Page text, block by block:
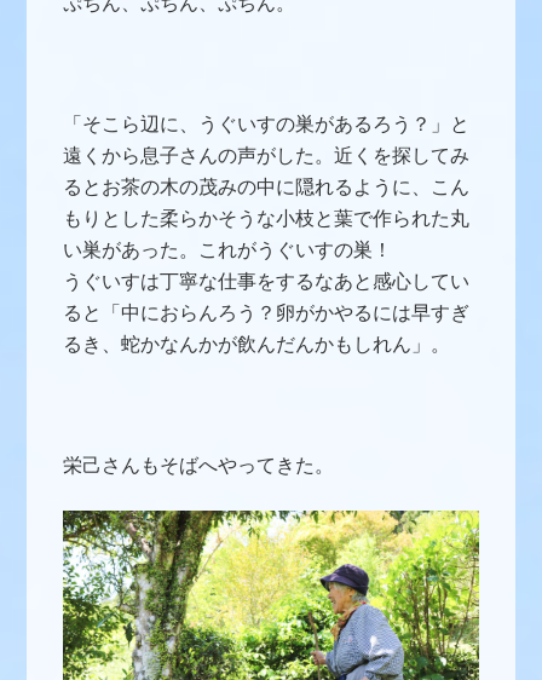
「そこら辺に、うぐいすの巣があるろう？」と
遠くから息子さんの声がした。近くを探してみ
るとお茶の木の茂みの中に隠れるように、こん
もりとした柔らかそうな小枝と葉で作られた丸
い巣があった。 これがうぐいすの巣！
うぐいすは丁寧な仕事をするなあと感心してい
ると
「中におらんろう？卵がかやるには早すぎ
るき、蛇かなんかが飲んだんかもしれん」。
栄己さんもそばへやってきた。